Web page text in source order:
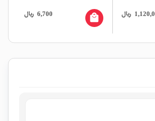
ریال 6,700 ریال local_mall